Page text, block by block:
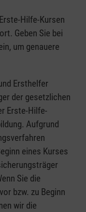
Hilfe-Kursen
Geben Sie bei
um genauere
Ersthelfer
der gesetzlichen
Erste-Hilfe-
Aufgrund
eines Kurses
Sie die
bzw. zu Beginn
wir die